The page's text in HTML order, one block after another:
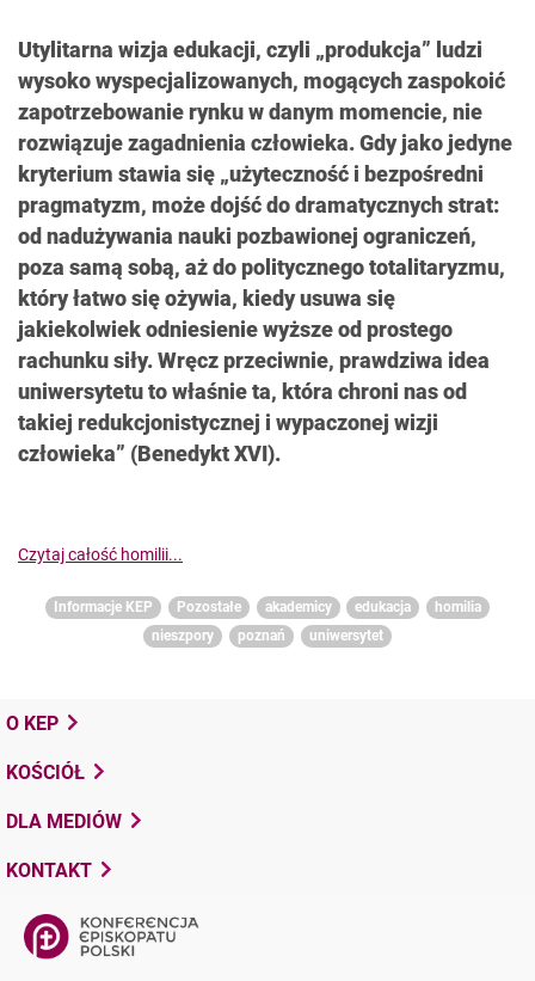
Utylitarna wizja edukacji, czyli „produkcja” ludzi
wysoko wyspecjalizowanych, mogących zaspokoić
zapotrzebowanie rynku w danym momencie, nie
rozwiązuje zagadnienia człowieka. Gdy jako jedyne
kryterium stawia się „użyteczność i bezpośredni
pragmatyzm, może dojść do dramatycznych strat:
od nadużywania nauki pozbawionej ograniczeń,
poza samą sobą, aż do politycznego totalitaryzmu,
który łatwo się ożywia, kiedy usuwa się
jakiekolwiek odniesienie wyższe od prostego
rachunku siły. Wręcz przeciwnie, prawdziwa idea
uniwersytetu to właśnie ta, która chroni nas od
takiej redukcjonistycznej i wypaczonej wizji
człowieka” (Benedykt XVI).
Czytaj całość homilii...
Informacje KEP Pozostałe akademicy edukacja
homilia
nieszpory
poznań uniwersytet
O KEP
KOŚCIÓŁ
DLA MEDIÓW
KONTAKT